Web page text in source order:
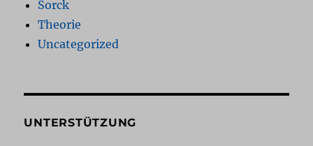
Sorck
Theorie
Uncategorized
UNTERSTÜTZUNG